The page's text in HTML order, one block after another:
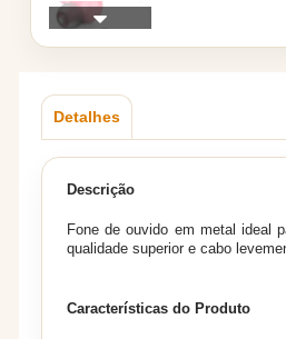
Detalhes
Descrição
Fone de ouvido em metal ideal
qualidade superior e cabo
Características do Produto